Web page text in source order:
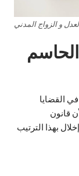
و الزواج المدني
القضايا
قانون
بهذا الترتيب